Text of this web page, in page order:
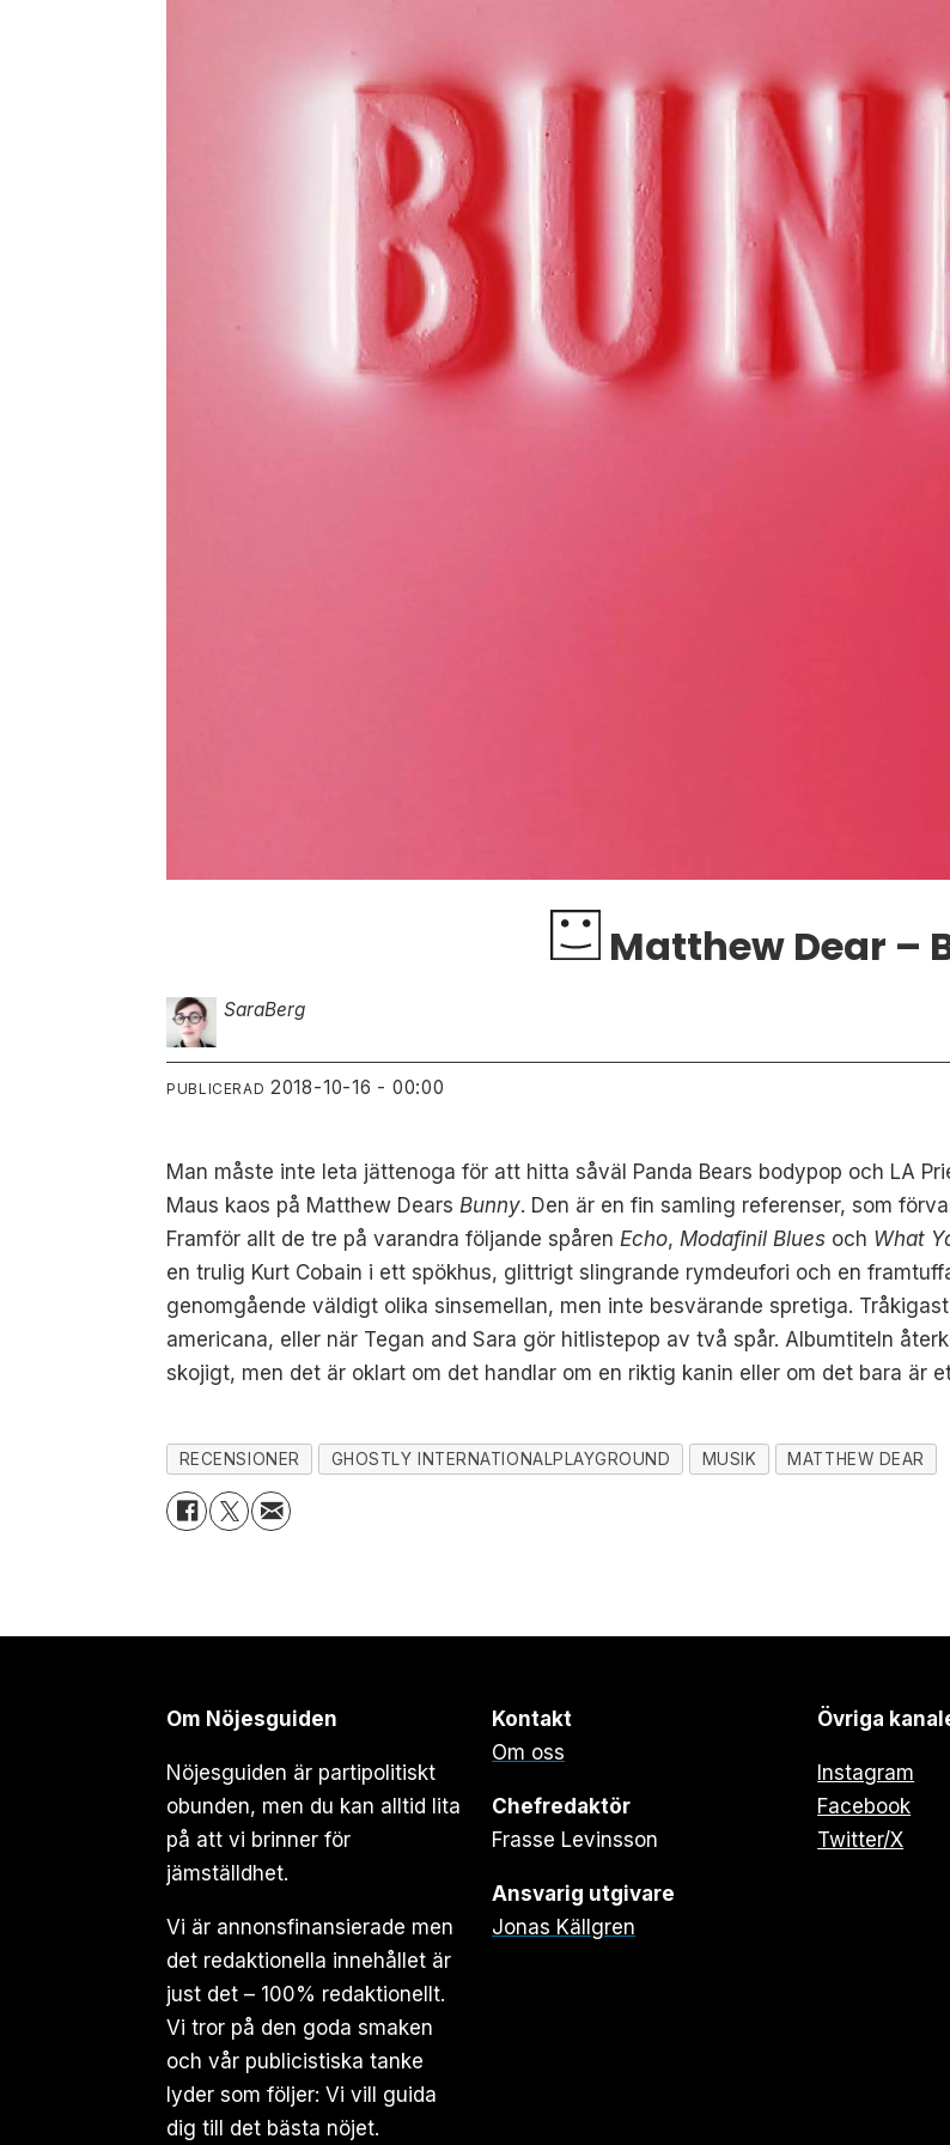
Matthew Dear –
SaraBerg
PUBLICERAD 2018-10-16 - 00:00
Man måste inte leta jättenoga för att hitta såväl Panda Bears bodypop och LA
Maus kaos på Matthew Dears Bunny. Den är en fin samling referenser, som
Framför allt de tre på varandra följande spåren Echo, Modafinil Blues och What
en trulig Kurt Cobain i ett spökhus, glittrigt slingrande rymdeufori och en
genomgående väldigt olika sinsemellan, men inte besvärande spretiga.
americana, eller när Tegan and Sara gör hitlistepop av två spår. Albumtiteln
skojigt, men det är oklart om det handlar om en riktig kanin eller om det bara är
RECENSIONER GHOSTLY INTERNATIONALPLAYGROUND MUSIK MATTHEW DEAR
Om Nöjesguiden
Nöjesguiden är partipolitiskt
obunden, men du kan alltid lita
på att vi brinner för
jämställdhet.
Vi är annonsfinansierade men
det redaktionella innehållet är
just det – 100% redaktionellt.
Vi tror på den goda smaken
och vår publicistiska tanke
lyder som följer: Vi vill guida
dig till det bästa nöjet.
Kontakt
Om oss
Chefredaktör
Frasse Levinsson
Ansvarig utgivare
Jonas Källgren
Övriga
Instagram
Facebook
Twitter/X